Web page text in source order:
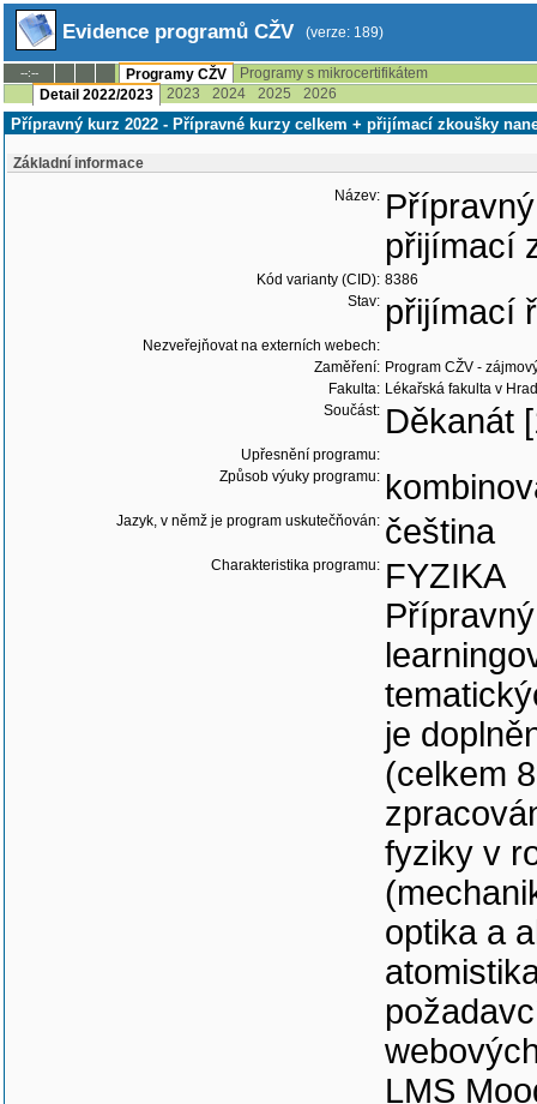
Evidence programů CŽV (verze: 189)
--:-- Programy CŽV
Programy s mikrocertifikátem
Detail 2022/2023
2023 2024 2025 2026
Přípravný kurz 2022 - Přípravné kurzy celkem + přijímací zkoušky
Základní informace
Název:
přijímací
Kód varianty (CID): 8386
Stav: přijímací
Nezveřejňovat na externích webech:
Zaměření: Program CŽV -
Fakulta: Lékařská fakulta v
Součást: Děkanát
Upřesnění programu:
Způsob výuky programu:
Jazyk, v němž je program uskutečňován: čeština
Charakteristika programu: FYZIKA
je
(celkem
fyziky v
optika a